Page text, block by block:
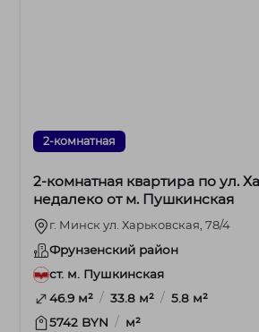
2-комнатная
2-комнатная квартира по ул.
недалеко от м. Пушкинская
г. Минск ул. Харьковская, 78/4
Фрунзенский район
ст. м. Пушкинская
46.9 м² / 33.8 м² / 5.8 м²
5742 BYN / м²